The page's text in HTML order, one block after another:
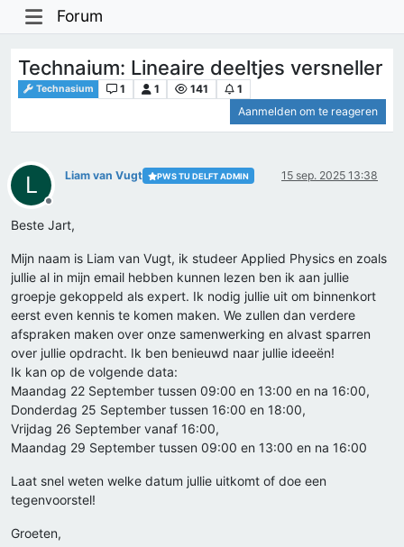
Forum
Technaium: Lineaire deeltjes versneller
Technasium 1 1 141
1
Aanmelden om te reageren
L
Offline
Liam van Vugt PWS TU DELFT ADMIN 15 sep. 2025 13:38
Beste Jart,
Mijn naam is Liam van Vugt, ik studeer Applied Physics en zoals
jullie al in mijn email hebben kunnen lezen ben ik aan jullie
groepje gekoppeld als expert. Ik nodig jullie uit om binnenkort
eerst even kennis te komen maken. We zullen dan verdere
afspraken maken over onze samenwerking en alvast sparren
over jullie opdracht. Ik ben benieuwd naar jullie ideeën!
Ik kan op de volgende data:
Maandag 22 September tussen 09:00 en 13:00 en na 16:00,
Donderdag 25 September tussen 16:00 en 18:00,
Vrijdag 26 September vanaf 16:00,
Maandag 29 September tussen 09:00 en 13:00 en na 16:00
Laat snel weten welke datum jullie uitkomt of doe een
tegenvoorstel!
Groeten,